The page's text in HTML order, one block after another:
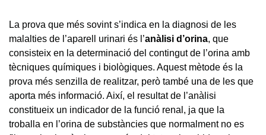
La prova que més sovint s’indica en la diagnosi de les
malalties de l’aparell urinari és l’anàlisi d’orina, que
consisteix en la determinació del contingut de l’orina amb
tècniques químiques i biològiques. Aquest mètode és la
prova més senzilla de realitzar, però també una de les que
aporta més informació. Així, el resultat de l’anàlisi
constitueix un indicador de la funció renal, ja que la
troballa en l’orina de substàncies que normalment no es